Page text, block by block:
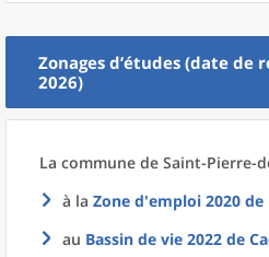
Zonages d’études (date de
2026)
La commune de Saint-Pierre-
à la Zone d'emploi 2020 de
au Bassin de vie 2022 de